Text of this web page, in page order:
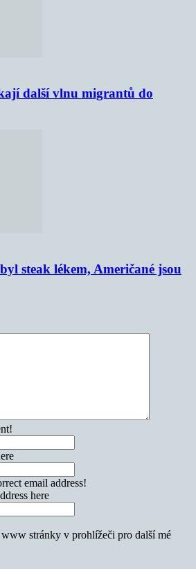
další vlnu migrantů do
steak lékem, Američané jsou
email address!
here
stránky v prohlížeči pro další mé